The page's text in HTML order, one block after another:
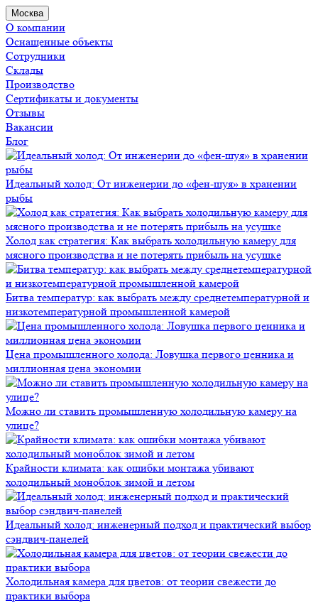
Москва
О компании
Оснащенные объекты
Сотрудники
Склады
Производство
Сертификаты и документы
Отзывы
Вакансии
Блог
Идеальный холод: От инженерии до «фен-шуя» в хранении
рыбы
Холод как стратегия: Как выбрать холодильную камеру для
мясного производства и не потерять прибыль на усушке
Битва температур: как выбрать между среднетемпературной и
низкотемпературной промышленной камерой
Цена промышленного холода: Ловушка первого ценника и
миллионная цена экономии
Можно ли ставить промышленную холодильную камеру на
улице?
Крайности климата: как ошибки монтажа убивают
холодильный моноблок зимой и летом
Идеальный холод: инженерный подход и практический выбор
сэндвич-панелей
Холодильная камера для цветов: от теории свежести до
практики выбора